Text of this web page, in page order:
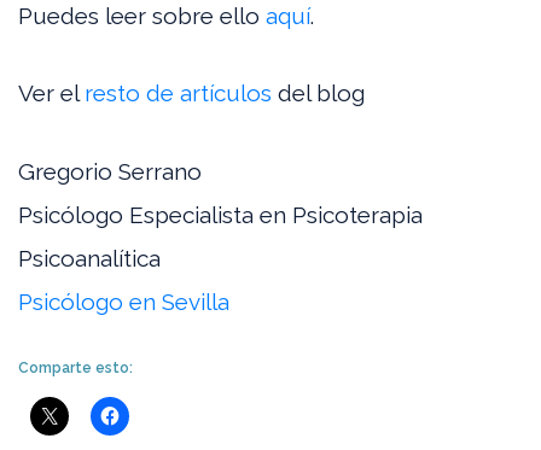
Puedes leer sobre ello aquí.
Ver elresto de artículos del blog
Gregorio Serrano
Psicólogo Especialista en Psicoterapia
Psicoanalítica
Psicólogo en Sevilla
Comparte esto: